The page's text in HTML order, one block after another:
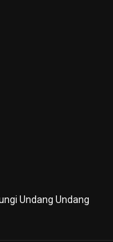
Undang Undang